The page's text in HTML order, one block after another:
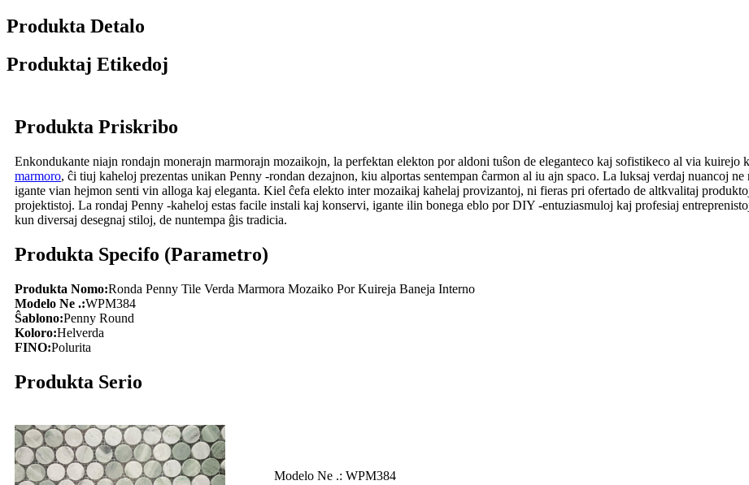
Produkta Detalo
Produktaj Etikedoj
Produkta Priskribo
Enkondukante niajn rondajn monerajn marmorajn mozaikojn, la perfektan elekton por aldoni tuŝon de eleganteco kaj sofistikeco al via kuirejo
marmoro, ĉi tiuj kaheloj prezentas unikan Penny -rondan dezajnon, kiu alportas sentempan ĉarmon al iu ajn spaco. La luksaj verdaj nuancoj
igante vian hejmon senti vin alloga kaj eleganta. Kiel ĉefa elekto inter mozaikaj kahelaj provizantoj, ni fieras pri ofertado de altkvalitaj
projektistoj. La rondaj Penny -kaheloj estas facile instali kaj konservi, igante ilin bonega eblo por DIY -entuziasmuloj kaj profesiaj
kun diversaj desegnaj stiloj, de nuntempa ĝis tradicia.
Produkta Specifo (Parametro)
Produkta Nomo:Ronda Penny Tile Verda Marmora Mozaiko Por Kuireja Baneja Interno
Modelo Ne .:WPM384
Ŝablono:Penny Round
Koloro:Helverda
FINO:Polurita
Produkta Serio
Modelo Ne .: WPM384